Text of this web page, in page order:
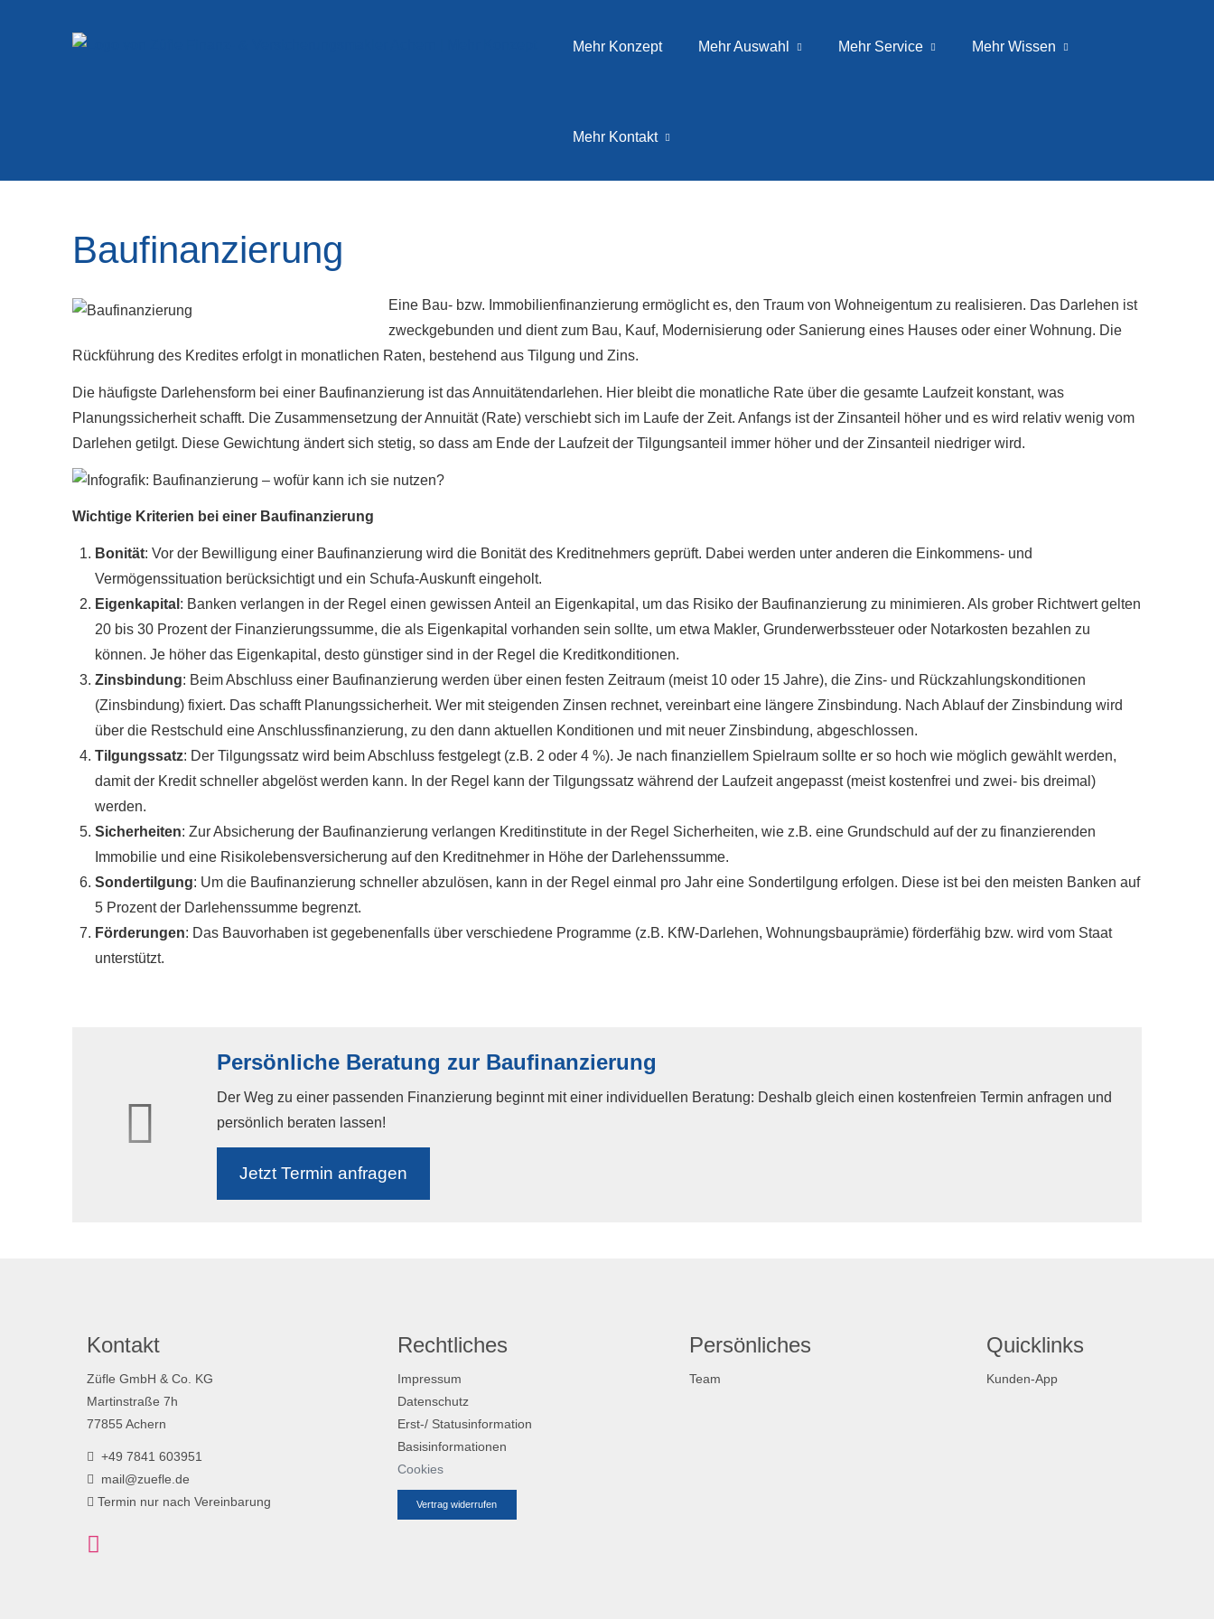
Mehr Konzept Mehr Auswahl Mehr Service Mehr Wissen
Mehr Kontakt
Baufinanzierung
Eine Bau- bzw. Immobilienfinanzierung ermöglicht es, den Traum von Wohneigentum zu realisieren. Das Darlehen ist
zweckgebunden und dient zum Bau, Kauf, Modernisierung oder Sanierung eines Hauses oder einer Wohnung. Die
Rückführung des Kredites erfolgt in monatlichen Raten, bestehend aus Tilgung und Zins.
Die häufigste Darlehensform bei einer Baufinanzierung ist das Annuitätendarlehen. Hier bleibt die monatliche Rate über die gesamte Laufzeit konstant, was
Planungssicherheit schafft. Die Zusammensetzung der Annuität (Rate) verschiebt sich im Laufe der Zeit. Anfangs ist der Zinsanteil höher und es wird relativ wenig vom
Darlehen getilgt. Diese Gewichtung ändert sich stetig, so dass am Ende der Laufzeit der Tilgungsanteil immer höher und der Zinsanteil niedriger wird.
Wichtige Kriterien bei einer Baufinanzierung
Bonität: Vor der Bewilligung einer Baufinanzierung wird die Bonität des Kreditnehmers geprüft. Dabei werden unter anderen die Einkommens- und
Vermögenssituation berücksichtigt und ein Schufa-Auskunft eingeholt.
Eigenkapital : Banken verlangen in der Regel einen gewissen Anteil an Eigenkapital, um das Risiko der Baufinanzierung zu minimieren. Als grober Richtwert gelten
20 bis 30 Prozent der Finanzierungssumme, die als Eigenkapital vorhanden sein sollte, um etwa Makler, Grunderwerbssteuer oder Notarkosten bezahlen zu
können. Je höher das Eigenkapital, desto günstiger sind in der Regel die Kreditkonditionen.
Zinsbindung: Beim Abschluss einer Baufinanzierung werden über einen festen Zeitraum (meist 10 oder 15 Jahre), die Zins- und Rückzahlungskonditionen
(Zinsbindung) fixiert. Das schafft Planungssicherheit. Wer mit steigenden Zinsen rechnet, vereinbart eine längere Zinsbindung. Nach Ablauf der Zinsbindung wird
über die Restschuld eine Anschlussfinanzierung, zu den dann aktuellen Konditionen und mit neuer Zinsbindung, abgeschlossen.
Tilgungssatz: Der Tilgungssatz wird beim Abschluss festgelegt (z.B. 2 oder 4 %). Je nach finanziellem Spielraum sollte er so hoch wie möglich gewählt werden,
damit der Kredit schneller abgelöst werden kann. In der Regel kann der Tilgungssatz während der Laufzeit angepasst (meist kostenfrei und zwei- bis dreimal)
werden.
Sicherheiten: Zur Absicherung der Baufinanzierung verlangen Kreditinstitute in der Regel Sicherheiten, wie z.B. eine Grundschuld auf der zu finanzierenden
Immobilie und eine Risiko­lebens­ver­si­che­rung auf den Kreditnehmer in Höhe der Darlehenssumme.
Sondertilgung: Um die Baufinanzierung schneller abzulösen, kann in der Regel einmal pro Jahr eine Sondertilgung erfolgen. Diese ist bei den meisten Banken auf
5 Prozent der Darlehenssumme begrenzt.
Förderungen: Das Bauvorhaben ist gegebenenfalls über verschiedene Programme (z.B. KfW-Darlehen, Wohnungsbauprämie) förderfähig bzw. wird vom Staat
unterstützt.
Persönliche Beratung zur Baufinanzierung
Der Weg zu einer passenden Finanzierung beginnt mit einer individuellen Beratung: Deshalb gleich einen kostenfreien Termin anfragen und
persönlich beraten lassen!
Jetzt Termin anfragen
Kontakt
Züfle GmbH & Co. KG
Martinstraße 7h
77855 Achern
+49 7841 603951
mail@zuefle.de
Termin nur nach Vereinbarung
Rechtliches
Impressum
Datenschutz
Erst-/ Statusinformation
Basisinformationen
Cookies
Vertrag widerrufen
Persönliches
Team
Quicklinks
Kunden-App